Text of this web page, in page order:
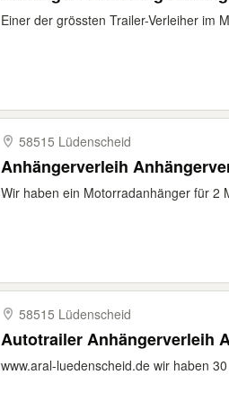
Einer der grössten Trailer-Verleiher im
58515 Lüdenscheid
Anhängerverleih
Wir haben ein Motorradanhänger für 2
58515 Lüdenscheid
Autotrailer Anhängerverleih
www.aral-luedenscheid.de wir haben